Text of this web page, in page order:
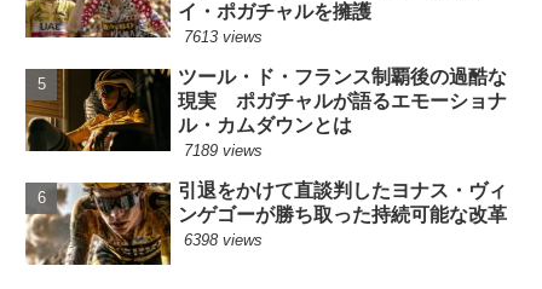
イ・ポガチャルを擁護
7613 views
ツール・ド・フランス制覇後の過酷な
現実 ポガチャルが語るエモーショナ
ル・カムダウンとは
7189 views
引退をかけて直談判したヨナス・ヴィ
ンゲゴーが勝ち取った持続可能な改革
6398 views